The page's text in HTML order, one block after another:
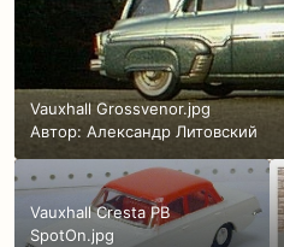
Vauxhall Grossvenor.jpg
Автор: Александр Литовский
Vauxhall Cresta PB
SpotOn.jpg